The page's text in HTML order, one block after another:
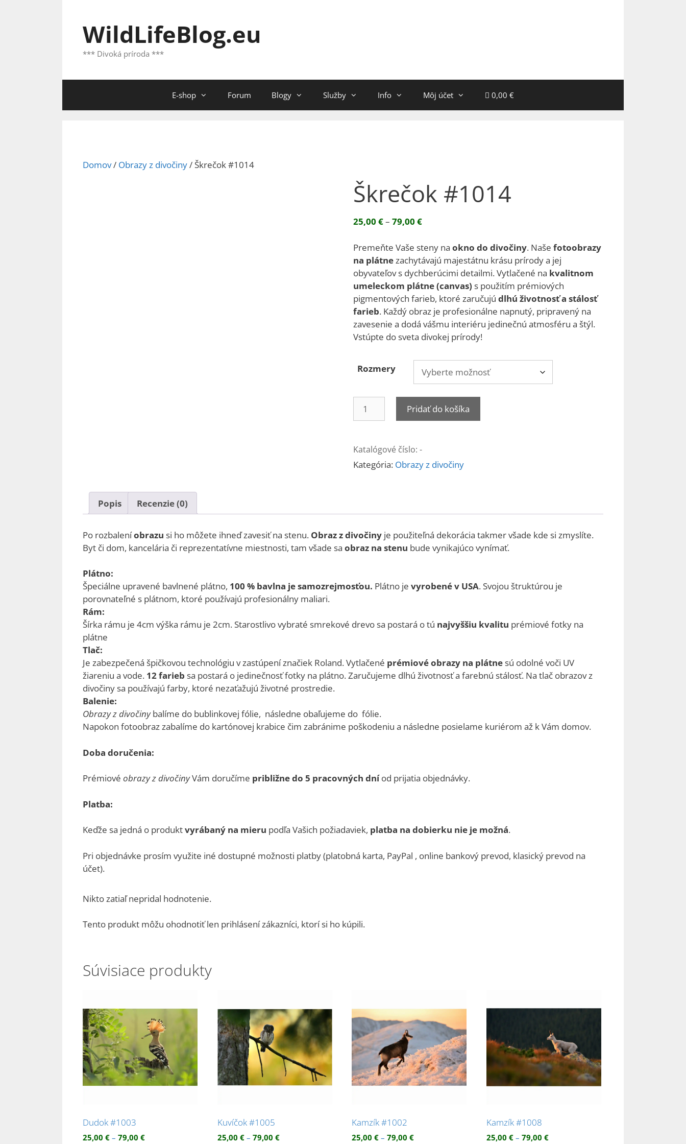
WildLifeBlog.eu
*** Divoká príroda ***
E-shop Forum Blogy Služby Info Môj účet 0,00 €
Domov/ Obrazy z divočiny/ Škrečok #1014
Škrečok #1014
25,00€– 79,00€Price
25,00 €
through
79,00 €
Premeňte Vaše steny naokno do divočiny. Našefotoobrazy
na plátne zachytávajú majestátnu krásu prírody a jej
obyvateľov s dychberúcimi detailmi. Vytlačené na kvalitnom
umeleckom plátne (canvas) s použitím prémiových
pigmentových farieb, ktoré zaručujúdlhú životnosť a stálosť
farieb. Každý obraz je profesionálne napnutý, pripravený na
zavesenie a dodá vášmu interiéru jedinečnú atmosféru a štýl.
Vstúpte do sveta divokej prírody!
Rozmery
Škrečok
Pridať do košíka
Katalógové číslo:-
Kategória: Obrazy z divočiny
Popis Recenzie (0)
Po rozbaleníobrazu si ho môžete ihneď zavesiť na stenu. Obraz z divočiny je použiteľná dekorácia takmer všade kde si zmyslíte.
Byt či dom, kancelária či reprezentatívne miestnosti, tam všade sa obraz na stenu bude vynikajúco vynímať.
Plátno:
Špeciálne upravené bavlnené plátno, 100 % bavlna je samozrejmosťou. Plátno je vyrobené v USA. Svojou štruktúrou je
porovnateľné s plátnom, ktoré používajú profesionálny maliari.
Rám:
Šírka rámu je 4cm výška rámu je 2cm. Starostlivo vybraté smrekové drevo sa postará o tú najvyššiu kvalitu prémiové fotky na
plátne
Tlač:
Je zabezpečená špičkovou technológiu v zastúpení značiek Roland. Vytlačené prémiové obrazy na plátne sú odolné voči UV
žiareniu a vode. 12 farieb sa postará o jedinečnosť fotky na plátno. Zaručujeme dlhú životnosť a farebnú stálosť. Na tlač obrazov z
divočiny sa používajú farby, ktoré nezaťažujú životné prostredie.
Balenie:
Obrazy z divočinybalíme do bublinkovej fólie, následne obaľujeme do fólie.
Napokon fotoobraz zabalíme do kartónovej krabice čim zabránime poškodeniu a následne posielame kuriérom až k Vám domov.
Doba doručenia:
Prémiové obrazy z divočinyVám doručíme približne do 5 pracovných dníod prijatia objednávky.
Platba:
Keďže sa jedná o produktvyrábaný na mieru podľa Vašich požiadaviek, platba na dobierku nie je možná.
Pri objednávke prosím využite iné dostupné možnosti platby (platobná karta, PayPal , online bankový prevod, klasický prevod na
účet).
Nikto zatiaľ nepridal hodnotenie.
Tento produkt môžu ohodnotiť len prihlásení zákazníci, ktorí si ho kúpili.
Súvisiace produkty
Dudok #1003
25,00 € – 79,00 €Price
Kuvíčok #1005
25,00 € – 79,00 €Price
Kamzík #1002
25,00€ – 79,00€Price
Kamzík #1008
25,00 € – 79,00 €Price